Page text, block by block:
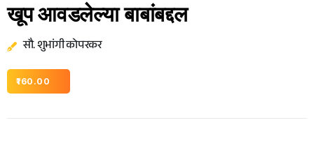
खूप आवडलेल्या बाबांबद्दल
सौ. शुभांगी कोपरकर
160.00